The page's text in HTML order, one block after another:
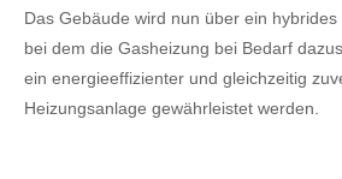
Das Gebäude wird nun über ein hybrides
bei dem die Gasheizung bei Bedarf
ein energieeffizienter und gleichzeitig
Heizungsanlage gewährleistet werden.